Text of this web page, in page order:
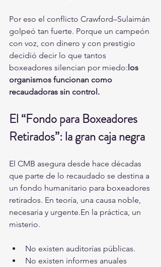
Por eso el conflicto Crawford–Sulaimán
golpeó tan fuerte. Porque un campeón
con voz, con dinero y con prestigio
decidió decir lo que tantos
boxeadores silencian por miedo:los
organismos funcionan como
recaudadoras sin control.
El “Fondo para Boxeadores
Retirados”: la gran caja negra
El CMB asegura desde hace décadas
que parte de lo recaudado se destina a
un fondo humanitario para boxeadores
retirados. En teoría, una causa noble,
necesaria y urgente.En la práctica, un
misterio.
No existen auditorías públicas.
No existen informes anuales